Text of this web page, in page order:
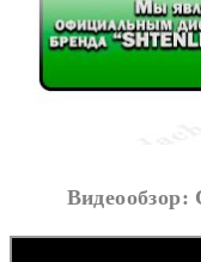
Видеообзор: